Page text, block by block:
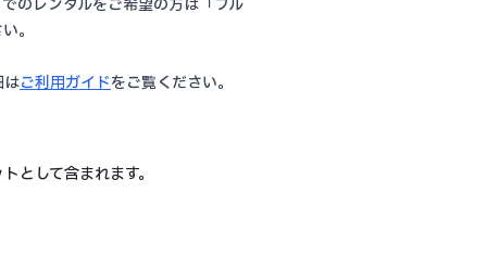
のレンタルをご希望の方は「フル
。
はご利用ガイドをご覧ください。
として含まれます。